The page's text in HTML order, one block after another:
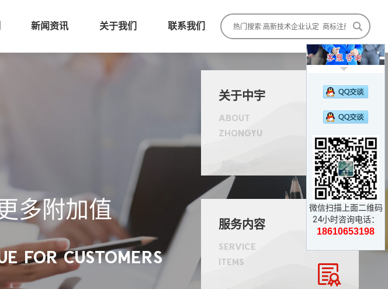
新闻资讯 关于我们 联系我们 
多附加值
FOR CUSTOMERS
关于中宇
ABOUT
ZHONGYU

服务内容
SERVICE
ITEMS

微信扫描上面二维码
24小时咨询电话：
18610653198